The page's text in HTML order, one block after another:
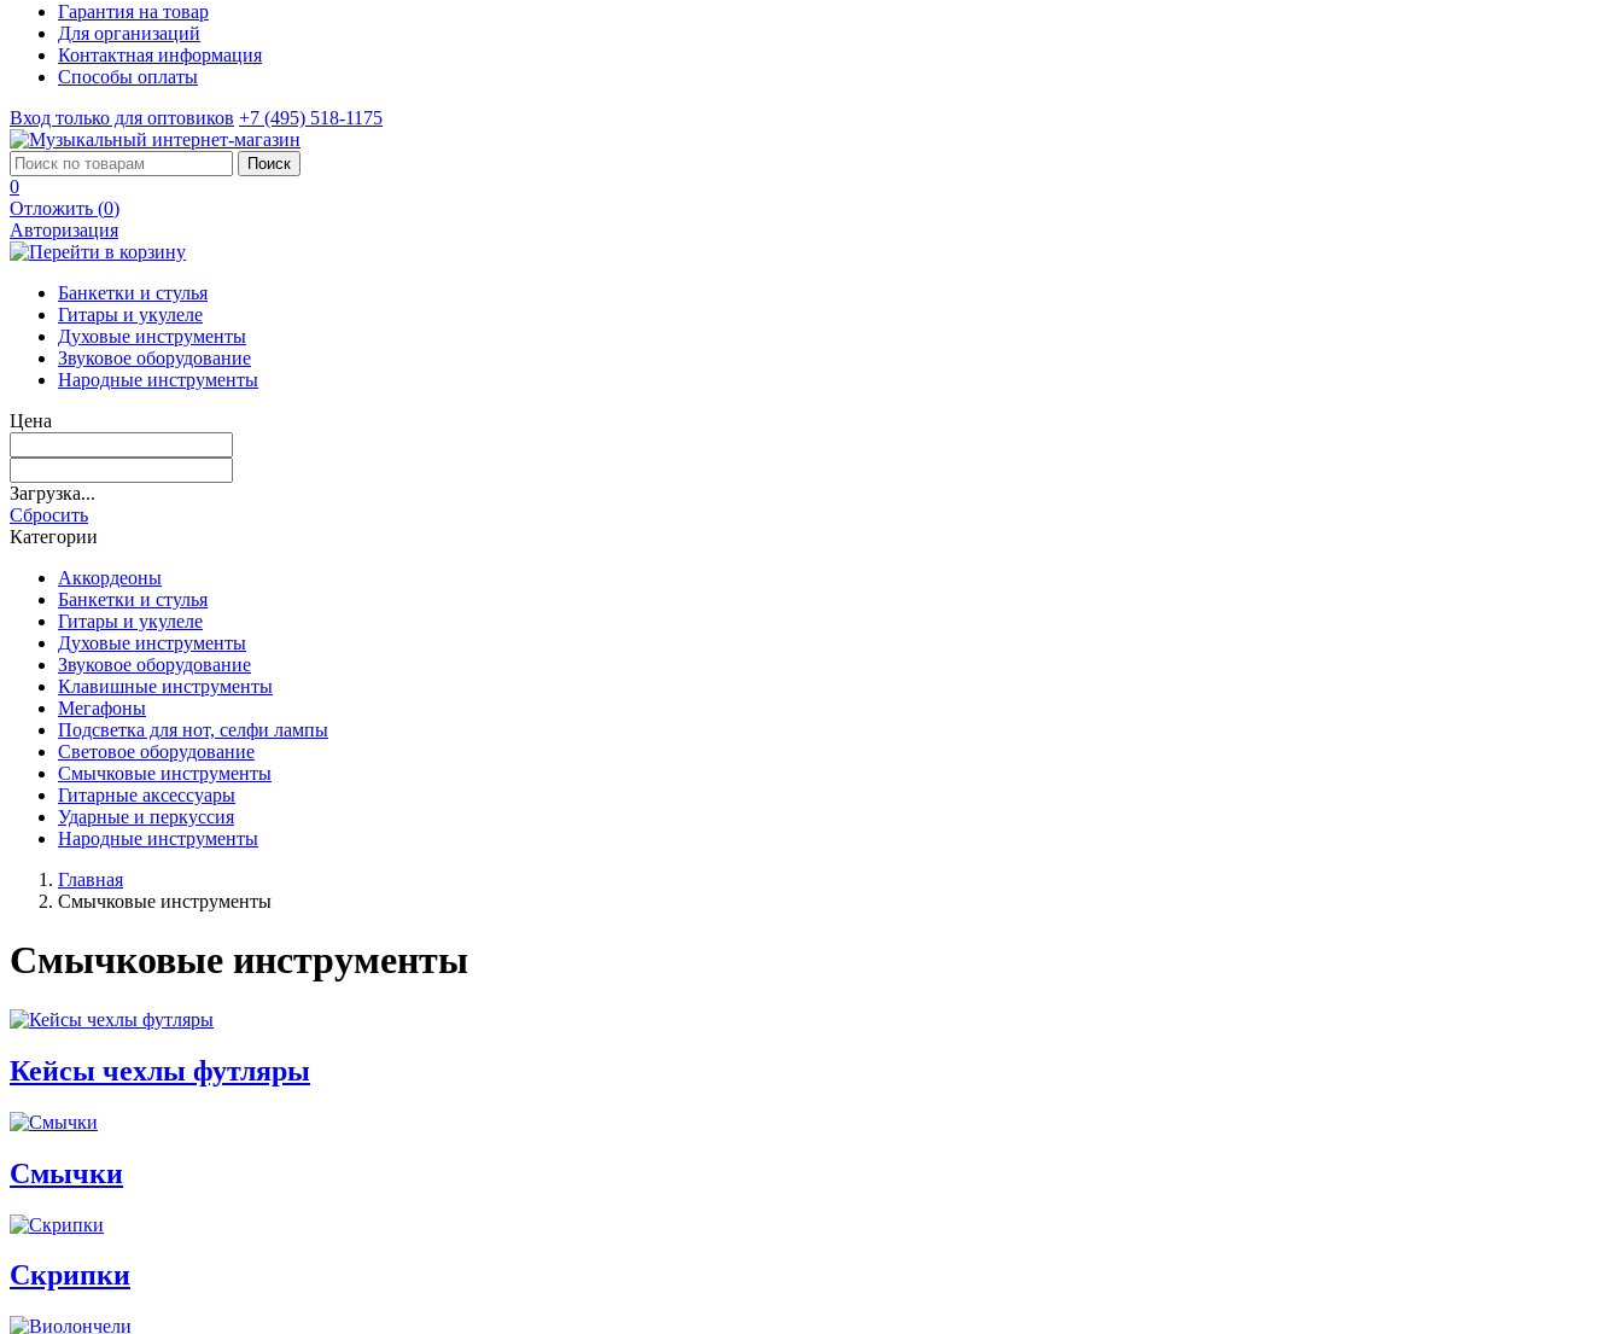
Гарантия на товар
Для организаций
Контактная информация
Способы оплаты
Вход только для оптовиков +7 (495) 518-1175
Поиск
0
Отложить (0)
Авторизация
Банкетки и стулья
Гитары и укулеле
Духовые инструменты
Звуковое оборудование
Народные инструменты
Цена
Загрузка...
Cбросить
Категории
Аккордеоны
Банкетки и стулья
Гитары и укулеле
Духовые инструменты
Звуковое оборудование
Клавишные инструменты
Мегафоны
Подсветка для нот, селфи лампы
Световое оборудование
Смычковые инструменты
Гитарные аксессуары
Ударные и перкуссия
Народные инструменты
Главная
Смычковые инструменты
Смычковые инструменты
Кейсы чехлы футляры
Смычки
Скрипки